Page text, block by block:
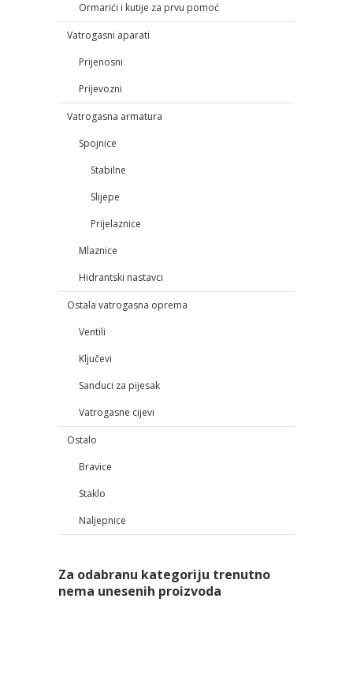
Ormarići i kutije za prvu pomoć
Vatrogasni aparati
Prijenosni
Prijevozni
Vatrogasna armatura
Spojnice
Stabilne
Slijepe
Prijelaznice
Mlaznice
Hidrantski nastavci
Ostala vatrogasna oprema
Ventili
Ključevi
Sanduci za pijesak
Vatrogasne cijevi
Ostalo
Bravice
Staklo
Naljepnice
Za odabranu kategoriju trenutno
nema unesenih proizvoda